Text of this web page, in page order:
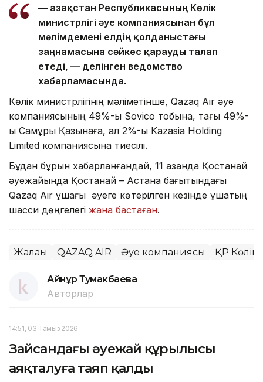
— Қазақстан Республикасының Көлік
министрлігі әуе компаниясынан бұл
мәлімдемені елдің қолданыстағы
заңнамасына сәйкес қарауды талап
етеді, — делінген ведомство
хабарламасында.
Көлік министрлігінің мәліметінше, Qazaq Air әуе
компаниясының 49%-ы Sovico тобына, тағы 49%-
ы Самұрық Қазынаға, ал 2%-ы Kazasia Holding
Limited компаниясына тиесілі.
Бұдан бұрын хабарланғандай, 11 қазанда Қостанай
әуежайында Қостанай – Астана бағытындағы
Qazaq Air ұшағы әуеге көтерілген кезінде ұшақтың
шасси дөңгелегі жана бастаған.
Жалақы QAZAQ AIR Әуе компаниясы ҚР Көлік
Айнұр Тумакбаева
Авторлар
14:51, 03 Тамыз 2026
Зайсандағы әуежай құрылысы
аяқталуға таяп қалды